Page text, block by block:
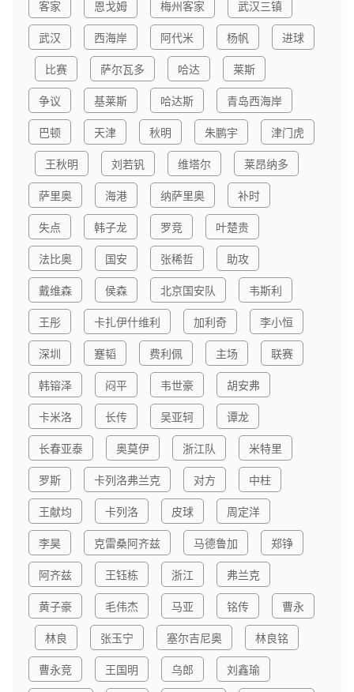
客家 恩戈姆 梅州客家
武汉三镇
武汉
西海岸 阿代米 杨帆
进球
比赛
萨尔瓦多 哈达
莱斯
争议
基莱斯 哈达斯
青岛西海岸
巴顿
天津 秋明 朱鹏宇
津门虎
王秋明
刘若钒 维塔尔
莱昂纳多
萨里奥
海港 纳萨里奥
补时
失点
韩子龙 罗竞
叶楚贵
法比奥
国安 张稀哲
助攻
戴维森
侯森 北京国安队
韦斯利
王彤
卡扎伊什维利 加利奇
李小恒
深圳
蹇韬 费利佩 主场
联赛
韩镕泽
闷平 韦世豪
胡安弗
卡米洛
长传 吴亚轲
谭龙
长春亚泰
奥莫伊 浙江队
米特里
罗斯
卡列洛弗兰克 对方
中柱
王献均
卡列洛 皮球
周定洋
李昊
克雷桑阿齐兹 马德鲁加
郑铮
阿齐兹
王钰栋 浙江
弗兰克
黄子豪
毛伟杰 马亚 铭传
曹永
林良
张玉宁 塞尔吉尼奥
林良铭
曹永竞
王国明 乌郎
刘鑫瑜